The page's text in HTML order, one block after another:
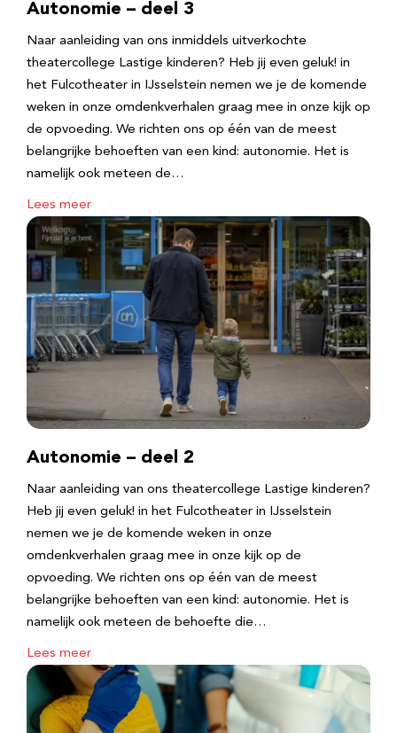
Autonomie – deel 3
Naar aanleiding van ons inmiddels uitverkochte
theatercollege Lastige kinderen? Heb jij even geluk! in
het Fulcotheater in IJsselstein nemen we je de komende
weken in onze omdenkverhalen graag mee in onze kijk op
de opvoeding. We richten ons op één van de meest
belangrijke behoeften van een kind: autonomie. Het is
namelijk ook meteen de…
Lees meer
Autonomie – deel 2
Naar aanleiding van ons theatercollege Lastige kinderen?
Heb jij even geluk! in het Fulcotheater in IJsselstein
nemen we je de komende weken in onze
omdenkverhalen graag mee in onze kijk op de
opvoeding. We richten ons op één van de meest
belangrijke behoeften van een kind: autonomie. Het is
namelijk ook meteen de behoefte die…
Lees meer